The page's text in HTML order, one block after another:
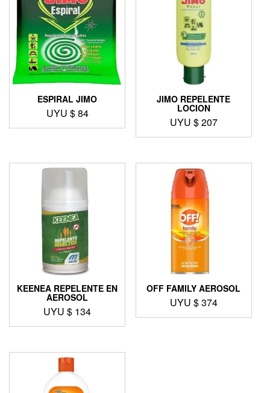
ESPIRAL JIMO
UYU $84
JIMO REPELENTE
LOCION
UYU $207
KEENEA REPELENTE EN
AEROSOL
UYU $ 134
OFF FAMILY AEROSOL
UYU $374